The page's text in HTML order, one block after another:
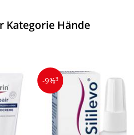
Kategorie Hände
-9%3